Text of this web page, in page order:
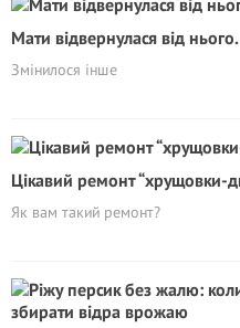
Мати відвернулася від
Змінилося інше
Цікавий ремонт “хрущовки-
Як вам такий ремонт?